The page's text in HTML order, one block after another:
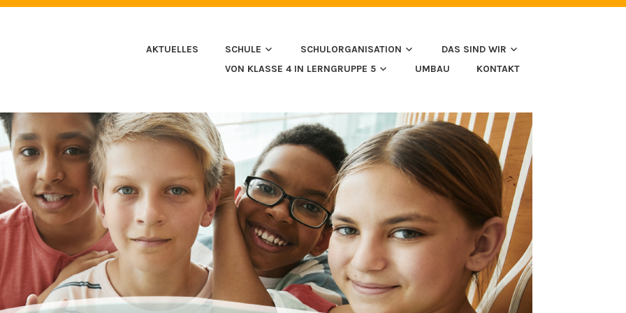
AKTUELLES SCHULE SCHULORGANISATION
DAS SIND WIR
VON KLASSE 4 IN LERNGRUPPE 5
UMBAU KONTAKT